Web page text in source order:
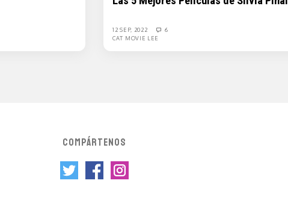
12 SEP, 2022
6
CAT MOVIE LEE
COMPÁRTENOS